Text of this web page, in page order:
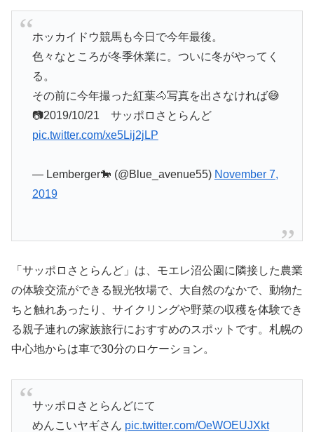
ホッカイドウ競馬も今日で今年最後。
色々なところが冬季休業に。ついに冬がやってく
る。
その前に今年撮った紅葉🐴写真を出さなければ😅
📷2019/10/21 サッポロさとらんど
pic.twitter.com/xe5Lij2jLP
— Lemberger🐎 (@Blue_avenue55) November 7,
2019
「サッポロさとらんど」は、モエレ沼公園に隣接した農業
の体験交流ができる観光牧場で、大自然のなかで、動物た
ちと触れあったり、サイクリングや野菜の収穫を体験でき
る親子連れの家族旅行におすすめのスポットです。札幌の
中心地からは車で30分のロケーション。
サッポロさとらんどにて
めんこいヤギさん pic.twitter.com/OeWOEUJXkt